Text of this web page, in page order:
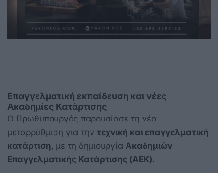
Επαγγελματική εκπαίδευση και νέες
Ακαδημίες Κατάρτισης
Ο Πρωθυπουργός παρουσίασε τη νέα
μεταρρύθμιση για την τεχνική και επαγγελματική
κατάρτιση, με τη δημιουργία Ακαδημιών
Επαγγελματικής Κατάρτισης (ΑΕΚ).